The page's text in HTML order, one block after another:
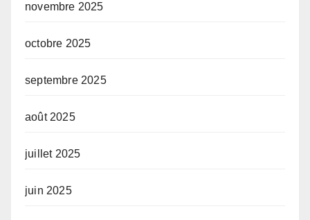
novembre 2025
octobre 2025
septembre 2025
août 2025
juillet 2025
juin 2025